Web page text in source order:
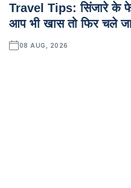
Travel Tips: सिंजारे के
आप भी खास तो फिर चले
08 AUG, 2026